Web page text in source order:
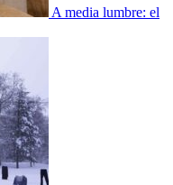
A media lumbre: el